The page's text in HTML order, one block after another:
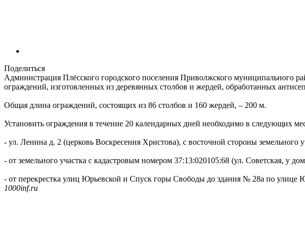
Поделиться
Администрация Плёсского городского поселения Приволжского муниципального
ограждений, изготовленных из деревянных столбов и жердей, обработанных
Общая длина ограждений, состоящих из 86 столбов и 160 жердей, – 200 м.
Установить ограждения в течение 20 календарных дней необходимо в следующих
- ул. Ленина д. 2 (церковь Воскресения Христова), с восточной стороны земельного
- от земельного участка с кадастровым номером 37:13:020105:68 (ул. Советская,
- от перекрестка улиц Юрьевской и Спуск горы Свободы до здания № 28а по улице
1000inf.ru